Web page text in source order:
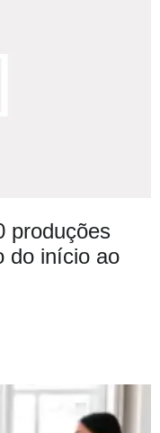
produções
do início ao